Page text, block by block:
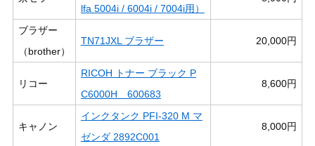
lfa 5004i / 6004i / 7004i用）
ブラザー
（brother）
TN71JXL ブラザー 20,000円
リコー
RICOH トナー ブラック P
C6000H 600683
8,600円
キャノン
インクタンク PFI-320 M マ
ゼンダ 2892C001
8,000円